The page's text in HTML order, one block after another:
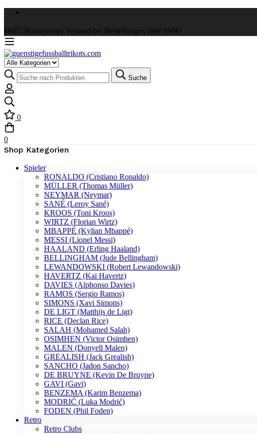
Hot ✌🏼Kostenloser Versand bei Bestellungen über 199€!
Suche
0
0
Shop Kategorien
Spieler
RONALDO (Cristiano Ronaldo)
MÜLLER (Thomas Müller)
NEYMAR (Neymar)
SANÉ (Leroy Sané)
KROOS (Toni Kroos)
WIRTZ (Florian Wirtz)
MBAPPÉ (Kylian Mbappé)
MESSI (Lionel Messi)
HAALAND (Erling Haaland)
BELLINGHAM (Jude Bellingham)
LEWANDOWSKI (Robert Lewandowski)
HAVERTZ (Kai Havertz)
DAVIES (Alphonso Davies)
RAMOS (Sergio Ramos)
SIMONS (Xavi Simons)
DE LIGT (Matthijs de Ligt)
RICE (Declan Rice)
SALAH (Mohamed Salah)
OSIMHEN (Victor Osimhen)
MALEN (Donyell Malen)
GREALISH (Jack Grealish)
SANCHO (Jadon Sancho)
DE BRUYNE (Kevin De Bruyne)
GAVI (Gavi)
BENZEMA (Karim Benzema)
MODRIĆ (Luka Modrić)
FODEN (Phil Foden)
Retro
Retro Clubs